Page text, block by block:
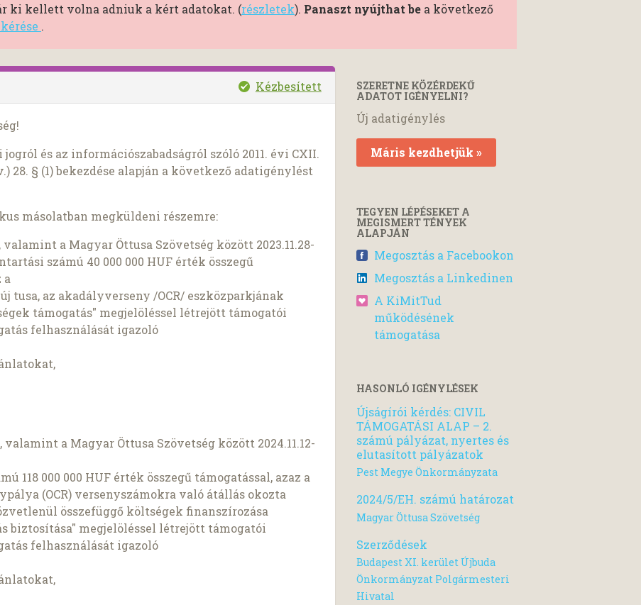
ki kellett volna adniuk a kért adatokat. (részletek). Panaszt nyújthat be a következő
.
Kézbesített
és az információszabadságról szóló 2011. évi CXII.
28. § (1) bekezdése alapján a következő adatigénylést
másolatban megküldeni részemre:
a Magyar Öttusa Szövetség között 2023.11.28-
számú 40 000 000 HUF érték összegű
a
tusa, az akadályverseny /OCR/ eszközparkjának
támogatás" megjelöléssel létrejött támogatói
felhasználását igazoló
a Magyar Öttusa Szövetség között 2024.11.12-
118 000 000 HUF érték összegű támogatással, azaz a
(OCR) versenyszámokra való átállás okozta
összefüggő költségek finanszírozása
biztosítása" megjelöléssel létrejött támogatói
felhasználását igazoló
SZERETNE KÖZÉRDEKŰ
ADATOT IGÉNYELNI?
Új adatigénylés
Máris kezdhetjük »
TEGYEN LÉPÉSEKET A
MEGISMERT TÉNYEK
ALAPJÁN
Megosztás a Facebookon
Megosztás a Linkedinen
A KiMitTud
működésének
támogatása
HASONLÓ IGÉNYLÉSEK
Újságírói kérdés: CIVIL
TÁMOGATÁSI ALAP – 2.
számú pályázat, nyertes és
elutasított pályázatok
Pest Megye Önkormányzata
2024/5/EH. számú határozat
Magyar Öttusa Szövetség
Szerződések
Budapest XI. kerület Újbuda
Önkormányzat Polgármesteri
Hivatal